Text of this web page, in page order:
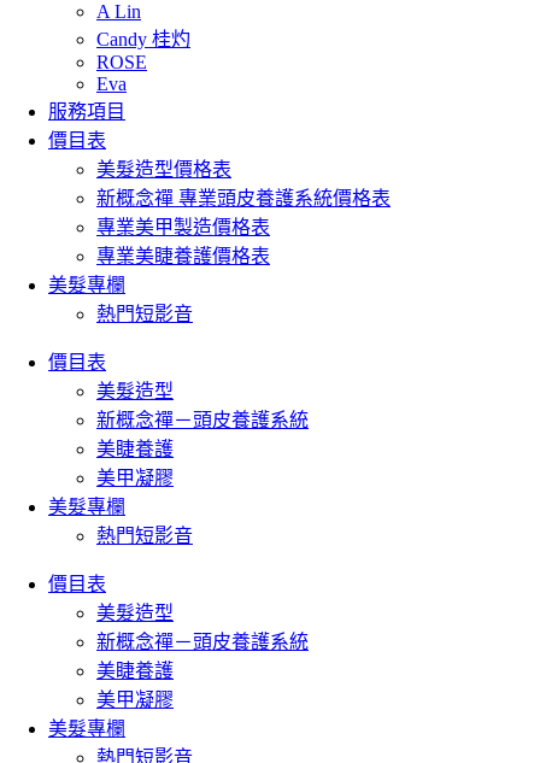
A Lin
Candy 桂灼
ROSE
Eva
服務項目
價目表
美髮造型價格表
新概念禪 專業頭皮養護系統價格表
專業美甲製造價格表
專業美睫養護價格表
美髮專欄
熱門短影音
價目表
美髮造型
新概念禪－頭皮養護系統
美睫養護
美甲凝膠
美髮專欄
熱門短影音
價目表
美髮造型
新概念禪－頭皮養護系統
美睫養護
美甲凝膠
美髮專欄
熱門短影音